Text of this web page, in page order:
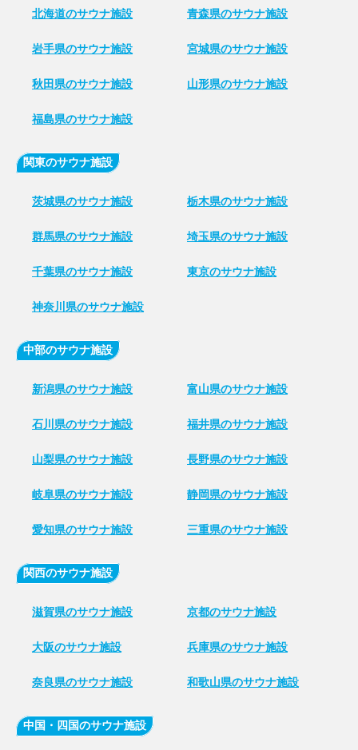
北海道のサウナ施設 青森県のサウナ施設
岩手県のサウナ施設 宮城県のサウナ施設
秋田県のサウナ施設 山形県のサウナ施設
福島県のサウナ施設
関東のサウナ施設
茨城県のサウナ施設 栃木県のサウナ施設
群馬県のサウナ施設 埼玉県のサウナ施設
千葉県のサウナ施設 東京のサウナ施設
神奈川県のサウナ施設
中部のサウナ施設
新潟県のサウナ施設 富山県のサウナ施設
石川県のサウナ施設 福井県のサウナ施設
山梨県のサウナ施設 長野県のサウナ施設
岐阜県のサウナ施設 静岡県のサウナ施設
愛知県のサウナ施設 三重県のサウナ施設
関西のサウナ施設
滋賀県のサウナ施設 京都のサウナ施設
大阪のサウナ施設 兵庫県のサウナ施設
奈良県のサウナ施設 和歌山県のサウナ施設
中国・四国のサウナ施設